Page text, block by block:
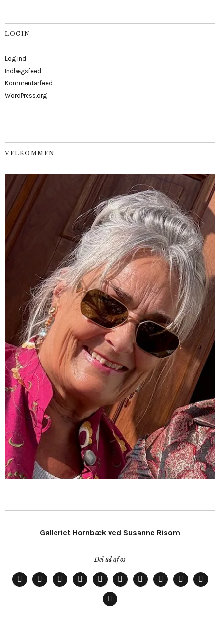
LOGIN
Log ind
Indlægsfeed
Kommentarfeed
WordPress.org
VELKOMMEN
Galleriet Hornbæk ved Susanne Risom
Del ud af os
Indret
med
Kataloger